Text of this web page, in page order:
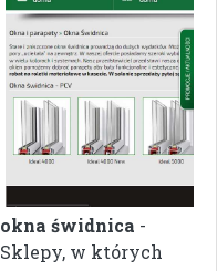
okna świdnica -
Sklepy, w których